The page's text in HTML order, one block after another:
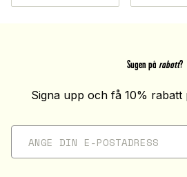
Sugen på rabatt?
Signa upp och få 10%